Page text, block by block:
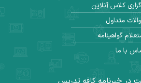
کلاس آنلاین
متداول
گواهینامه
با ما